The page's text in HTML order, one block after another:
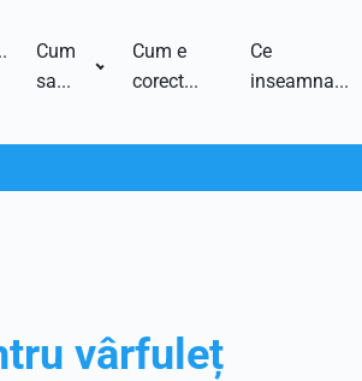
Cum
sa...
Cum e
corect...
Ce
inseamna...
vârfuleț